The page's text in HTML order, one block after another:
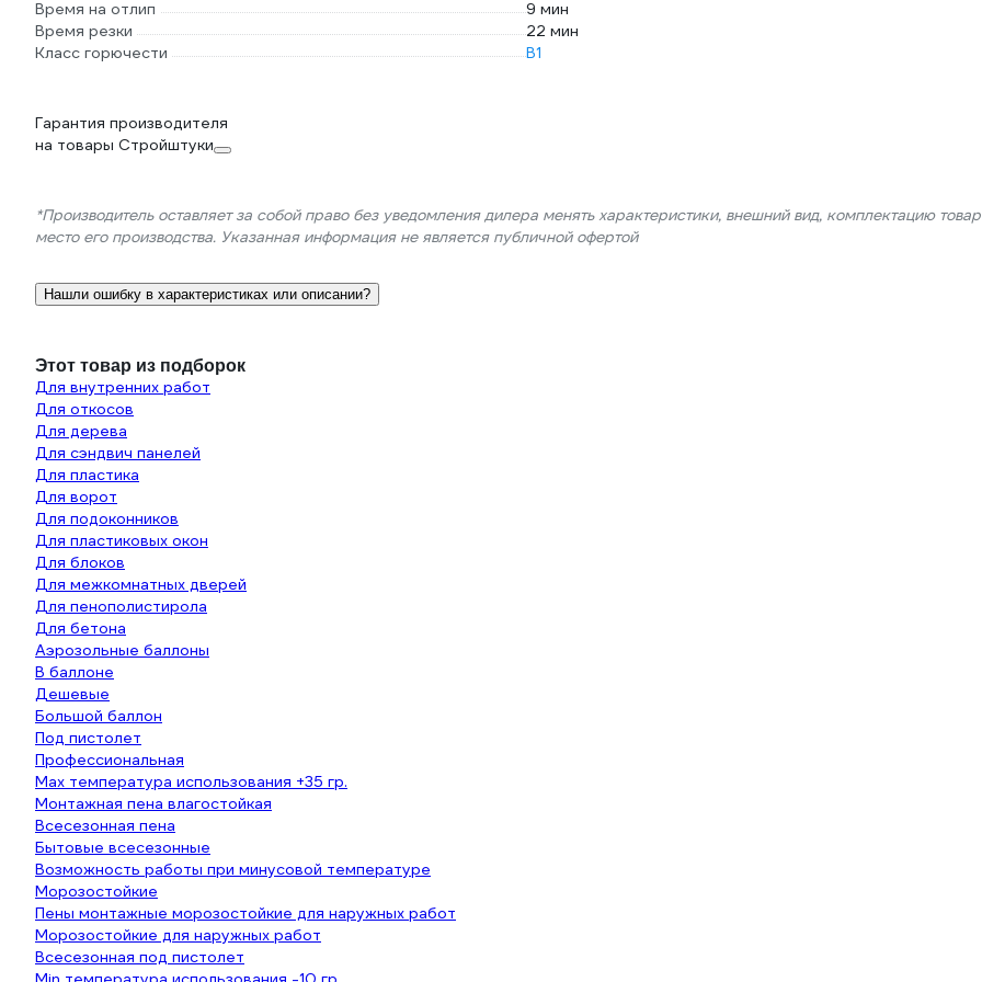
Время на отлип
9 мин
Время резки
22 мин
Класс горючести
В1
Гарантия производителя
на товары Стройштуки
*Производитель оставляет за собой право без уведомления дилера менять характеристики, внешний вид, комплектацию
место его производства. Указанная информация не является публичной офертой
Нашли ошибку в характеристиках или описании?
Этот товар из подборок
Для внутренних работ
Для откосов
Для дерева
Для сэндвич панелей
Для пластика
Для ворот
Для подоконников
Для пластиковых окон
Для блоков
Для межкомнатных дверей
Для пенополистирола
Для бетона
Аэрозольные баллоны
В баллоне
Дешевые
Большой баллон
Под пистолет
Профессиональная
Max температура использования +35 гр.
Монтажная пена влагостойкая
Всесезонная пена
Бытовые всесезонные
Возможность работы при минусовой температуре
Морозостойкие
Пены монтажные морозостойкие для наружных работ
Морозостойкие для наружных работ
Всесезонная под пистолет